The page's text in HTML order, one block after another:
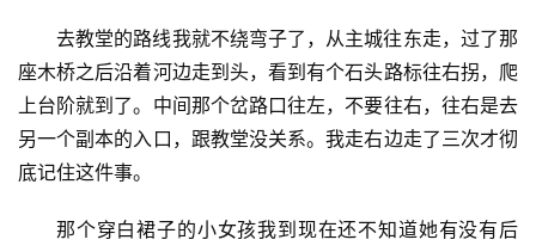
去教堂的路线我就不绕弯子了，从主城往东走，过了那
座木桥之后沿着河边走到头，看到有个石头路标往右拐，爬
上台阶就到了。中间那个岔路口往左，不要往右，往右是去
另一个副本的入口，跟教堂没关系。我走右边走了三次才彻
底记住这件事。
那个穿白裙子的小女孩我到现在还不知道她有没有后